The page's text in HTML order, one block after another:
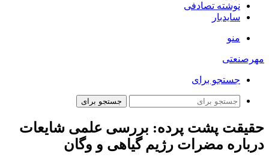
نوشته تصادفی
سایدبار
منو
مهرصنعتی
جستجو برای
جستجو برای
حقیقت پشت پرده: بررسی علمی شایعات
درباره مضرات رژیم گیاهی و وگان